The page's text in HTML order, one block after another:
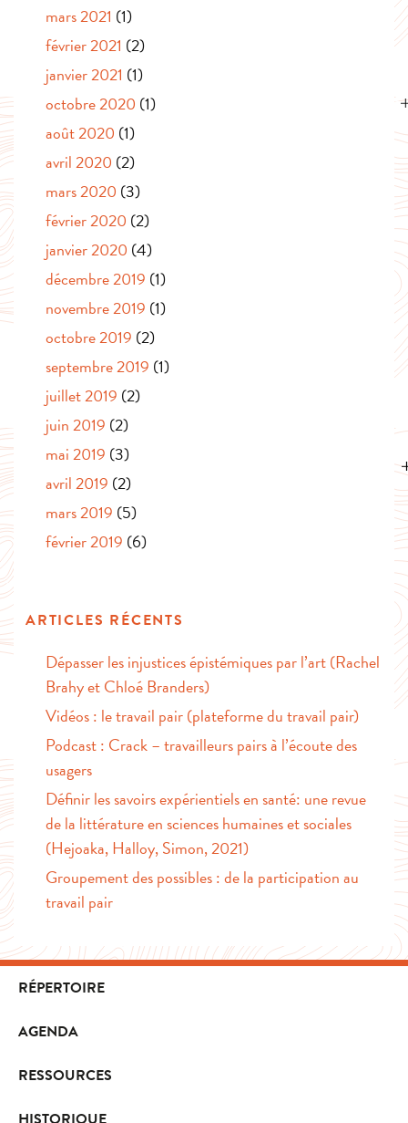
mars 2021 (1)
février 2021 (2)
janvier 2021 (1)
octobre 2020 (1)
août 2020 (1)
avril 2020 (2)
mars 2020 (3)
février 2020 (2)
janvier 2020 (4)
décembre 2019 (1)
novembre 2019 (1)
octobre 2019 (2)
septembre 2019 (1)
juillet 2019 (2)
juin 2019 (2)
mai 2019 (3)
avril 2019 (2)
mars 2019 (5)
février 2019 (6)
ARTICLES RÉCENTS
Dépasser les injustices épistémiques par l’art (Rachel
Brahy et Chloé Branders)
Vidéos : le travail pair (plateforme du travail pair)
Podcast : Crack – travailleurs pairs à l’écoute des
usagers
Définir les savoirs expérientiels en santé: une revue
de la littérature en sciences humaines et sociales
(Hejoaka, Halloy, Simon, 2021)
Groupement des possibles : de la participation au
travail pair
RÉPERTOIRE
AGENDA
RESSOURCES